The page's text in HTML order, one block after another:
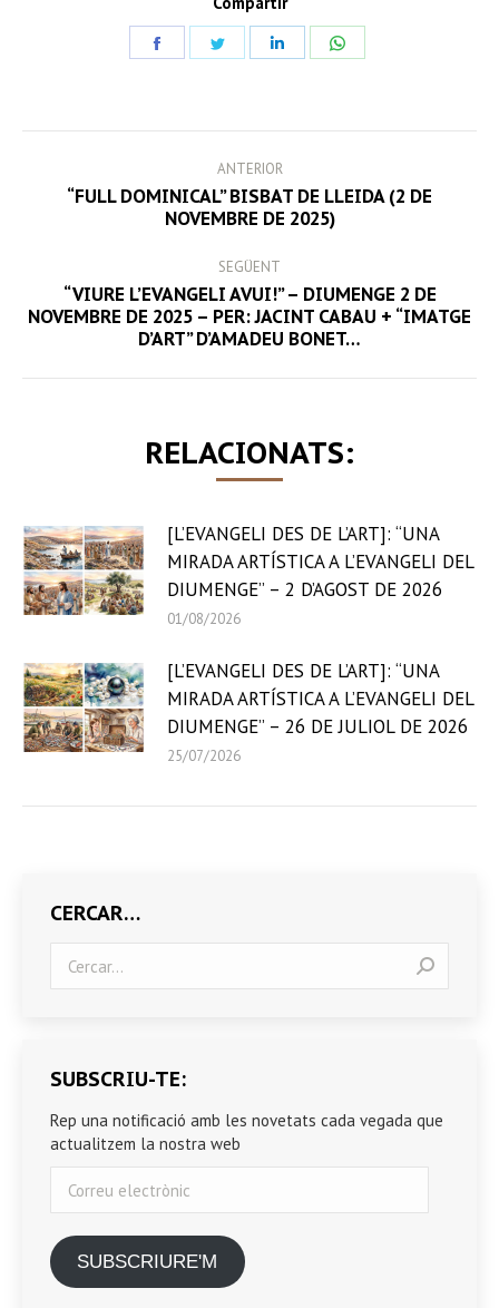
NAVIGATION
ANTERIOR
Previous
“FULL DOMINICAL” BISBAT DE LLEIDA (2 DE
NOVEMBRE DE 2025)
SEGÜENT
Next
post:
“VIURE L’EVANGELI AVUI!” – DIUMENGE 2 DE
NOVEMBRE DE 2025 – PER: JACINT CABAU + “IMATGE
D’ART” D’AMADEU BONET…
RELACIONATS:
[L’EVANGELI DES DE L’ART]: “UNA
MIRADA ARTÍSTICA A L’EVANGELI DEL
DIUMENGE” – 2 D’AGOST DE 2026
01/08/2026
[L’EVANGELI DES DE L’ART]: “UNA
MIRADA ARTÍSTICA A L’EVANGELI DEL
DIUMENGE” – 26 DE JULIOL DE 2026
25/07/2026
CERCAR…
SUBSCRIU-TE:
Rep una notificació amb les novetats cada vegada que
actualitzem la nostra web
electrònic
SUBSCRIURE'M